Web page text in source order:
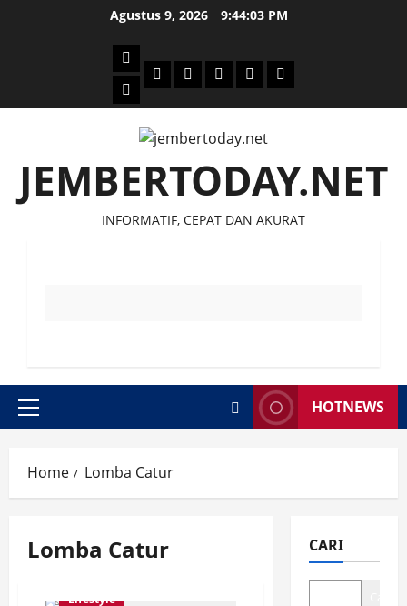
Agustus 9, 2026 9:44:03 PM
Beranda
News
PolitikOtomotifEkonomiSosialtentang
JEMBERTODAY.NET
INFORMATIF, CEPAT DAN AKURAT
Primary
HOTNEWS
Home Lomba Catur
Lomba Catur
Lifestyle
CARI